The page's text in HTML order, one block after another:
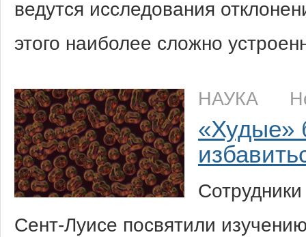
ведутся исследования
этого наиболее сложно
НАУКА
«Худые»
Сент-Луисе посвятили